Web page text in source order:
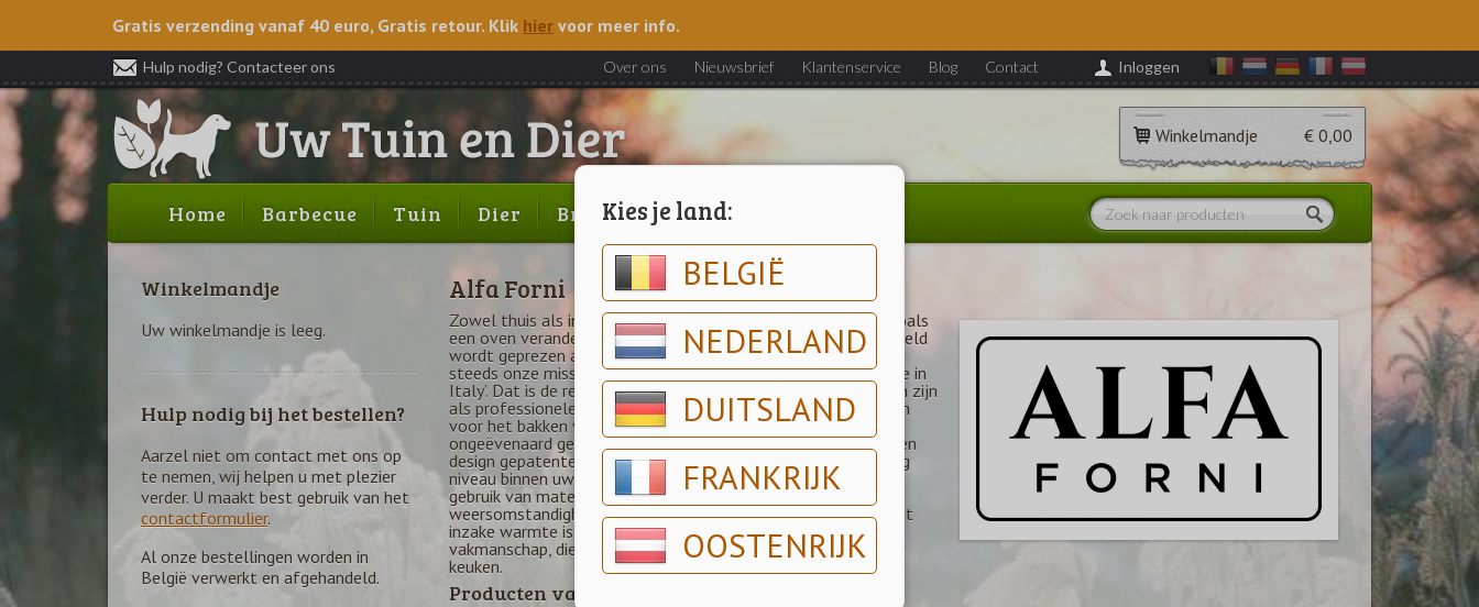
Kies je land:
BELGIË
NEDERLAND
DUITSLAND
FRANKRIJK
OOSTENRIJK
Gratis verzending vanaf 40 euro, Gratis retour. Klik hier voor meer info.
Hulp nodig? Contacteer ons Over ons Nieuwsbrief Klantenservice Blog Contact Inloggen
Winkelmandje € 0,00
Home Barbecue Tuin Dier Brood & gebak
Alfa Forni
Zowel thuis als in de pizzeria. Een traditioneel gereedschap zoals
een oven veranderen in een designobject dat over de hele wereld
wordt geprezen als standaard voor hoge kwaliteit; dat was
steeds onze missie. We wilden eer brengen aan het label ‘Made in
Italy’. Dat is de reden waren Alfa ovens bedacht en ontworpen zijn
als professionele ovens die uitstekende resultaten garanderen
voor het bakken van pizza en brood. Gecombineerd met een
ongeëvenaard gemak in gebruik en onderhoud. Onze originele en
design gepatenteerde ovens bieden een kookervaring van hoog
niveau binnen uw outdoor keuken of tuin. Dit alles dankzij het
gebruik van materialen die bestendig zijn tegen slechte
weersomstandigheden, vochtigheid en met een hoge capaciteit
inzake warmte isolatie. Alfa is de oven vervaardig uit puur
vakmanschap, die de extra geeft aan uw villa, tuin of outdoor
keuken.
Producten van dit merk
Winkelmandje
Uw winkelmandje is leeg.
Hulp nodig bij het bestellen?
Aarzel niet om contact met ons op
te nemen, wij helpen u met plezier
verder. U maakt best gebruik van het
contactformulier.
Al onze bestellingen worden in
België verwerkt en afgehandeld.